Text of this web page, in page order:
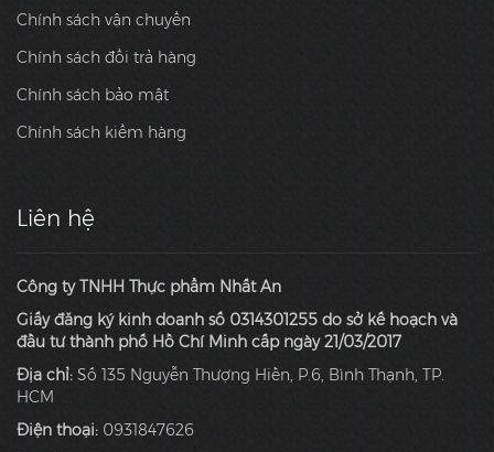
Chính sách vận chuyển
Chính sách đổi trả hàng
Chính sách bảo mật
Chính sách kiểm hàng
Liên hệ
Công ty TNHH Thực phẩm Nhất An
Giấy đăng ký kinh doanh số 0314301255 do sở kế hoạch và
đầu tư thành phố Hồ Chí Minh cấp ngày 21/03/2017
Địa chỉ: Số 135 Nguyễn Thượng Hiền, P.6, Bình Thạnh, TP.
HCM
Điện thoại: 0931847626